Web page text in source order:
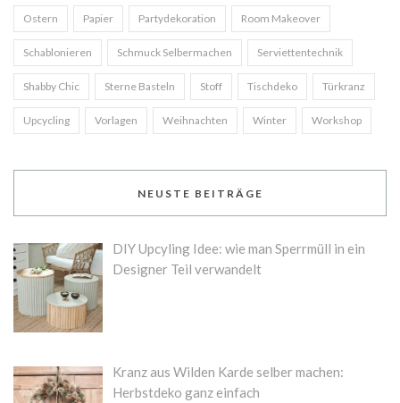
Ostern Papier Partydekoration Room Makeover
Schablonieren Schmuck Selbermachen Serviettentechnik
Shabby Chic Sterne Basteln Stoff Tischdeko Türkranz
Upcycling Vorlagen Weihnachten Winter Workshop
NEUSTE BEITRÄGE
DIY Upcyling Idee: wie man Sperrmüll in ein
Designer Teil verwandelt
Kranz aus Wilden Karde selber machen:
Herbstdeko ganz einfach